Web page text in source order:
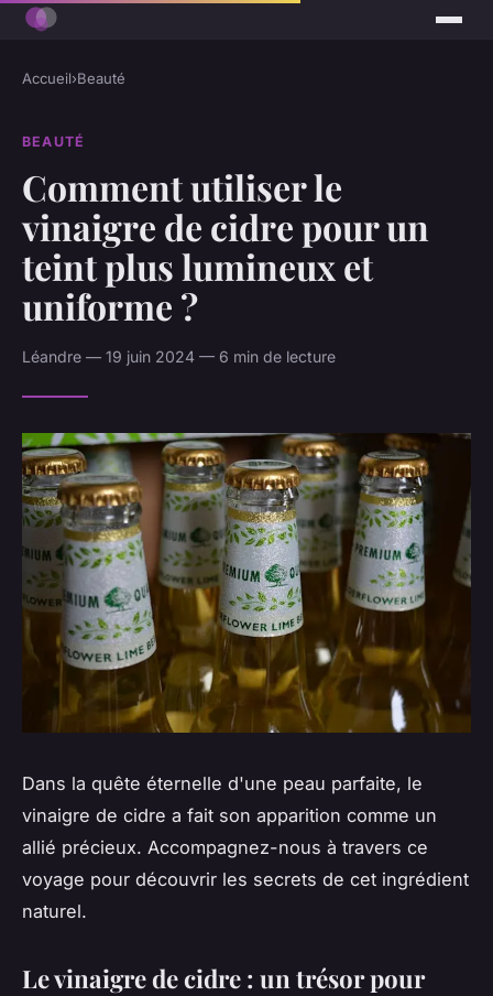
Accueil›Beauté
BEAUTÉ
Comment utiliser le
vinaigre de cidre pour un
teint plus lumineux et
uniforme ?
Léandre — 19 juin 2024 — 6 min de lecture
Dans la quête éternelle d'une peau parfaite, le
vinaigre de cidre a fait son apparition comme un
allié précieux. Accompagnez-nous à travers ce
voyage pour découvrir les secrets de cet ingrédient
naturel.
Le vinaigre de cidre : un trésor pour